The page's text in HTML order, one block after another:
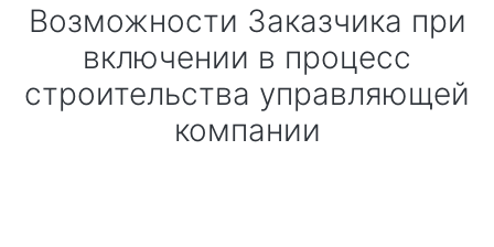
Возможности Заказчика при
включении в процесс
строительства управляющей
компании